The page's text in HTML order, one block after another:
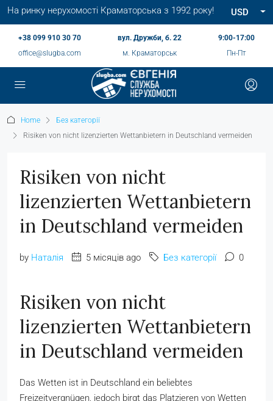
На ринку нерухомості Краматорська з 1992 року! USD
+38 099 910 30 70
office@slugba.com
вул. Дружби, б. 22
м. Краматорськ
9:00-17:00
Пн-Пт
Home
Без категорії
Risiken von nicht lizenzierten Wettanbietern in Deutschland vermeiden
Risiken von nicht
lizenzierten Wettanbietern
in Deutschland vermeiden
by Наталія 5 місяців ago Без категорії 0
Risiken von nicht
lizenzierten Wettanbietern
in Deutschland vermeiden
Das Wetten ist in Deutschland ein beliebtes
Freizeitvergnügen, jedoch birgt das Platzieren von Wetten